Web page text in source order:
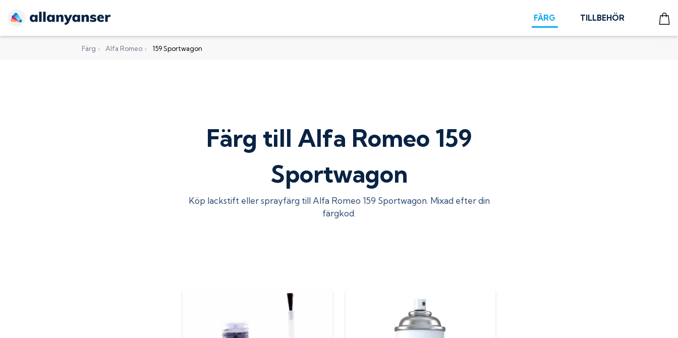
FÄRG TILLBEHÖR
Färg › Alfa Romeo › 159 Sportwagon
Färg till Alfa Romeo 159
Sportwagon
Köp lackstift eller sprayfärg till Alfa Romeo 159 Sportwagon. Mixad efter din
färgkod.